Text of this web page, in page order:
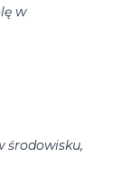
w
środowisku,